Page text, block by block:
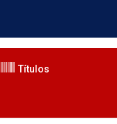
Títulos